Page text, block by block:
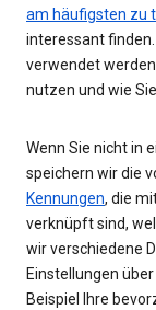
am häufigsten zu
interessant
verwendet
nutzen und wie
Wenn Sie nicht in
speichern wir die
Kennungen, die
verknüpft sind,
wir verschiedene
Einstellungen
Beispiel Ihre